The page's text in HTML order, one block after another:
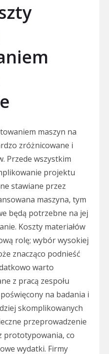
maszyn na
zróżnicowane i
Przede wszystkim
projektu
stawiane przez
maszyna, tym
będą potrzebne na jej
Koszty materiałów
rolę; wybór wysokiej
znacząco podnieść
warto
z pracą zespołu
na badania i
skomplikowanych
przeprowadzenie
prototypowania, co
wydatki. Firmy